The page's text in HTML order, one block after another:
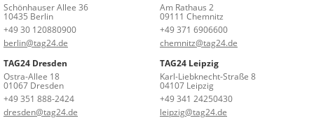
Schönhauser Allee 36
10435 Berlin
+49 30 120880900
berlin@tag24.de
Am Rathaus 2
09111 Chemnitz
+49 371 6906600
chemnitz@tag24.de
TAG24 Dresden
Ostra-Allee 18
01067 Dresden
+49 351 888-2424
dresden@tag24.de
TAG24 Leipzig
Karl-Liebknecht-Straße 8
04107 Leipzig
+49 341 24250430
leipzig@tag24.de